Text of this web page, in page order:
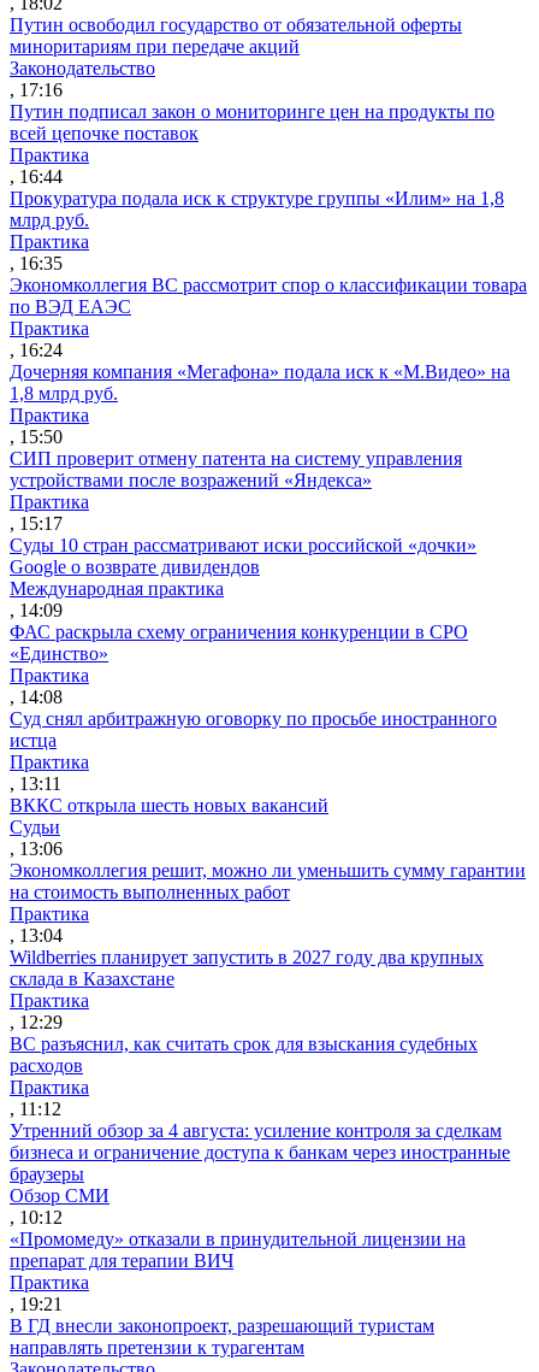
Путин освободил государство от обязательной оферты
миноритариям при передаче акций
Законодательство
, 17:16
Путин подписал закон о мониторинге цен на продукты по
всей цепочке поставок
Практика
, 16:44
Прокуратура подала иск к структуре группы «Илим» на 1,8
млрд руб.
Практика
, 16:35
Экономколлегия ВС рассмотрит спор о классификации товара
по ВЭД ЕАЭС
Практика
, 16:24
Дочерняя компания «Мегафона» подала иск к «М.Видео» на
1,8 млрд руб.
Практика
, 15:50
СИП проверит отмену патента на систему управления
устройствами после возражений «Яндекса»
Практика
, 15:17
Суды 10 стран рассматривают иски российской «дочки»
Google о возврате дивидендов
Международная практика
, 14:09
ФАС раскрыла схему ограничения конкуренции в СРО
«Единство»
Практика
, 14:08
Суд снял арбитражную оговорку по просьбе иностранного
истца
Практика
, 13:11
ВККС открыла шесть новых вакансий
Судьи
, 13:06
Экономколлегия решит, можно ли уменьшить сумму гарантии
на стоимость выполненных работ
Практика
, 13:04
Wildberries планирует запустить в 2027 году два крупных
склада в Казахстане
Практика
, 12:29
ВС разъяснил, как считать срок для взыскания судебных
расходов
Практика
, 11:12
Утренний обзор за 4 августа: усиление контроля за сделкам
бизнеса и ограничение доступа к банкам через иностранные
браузеры
Обзор СМИ
, 10:12
«Промомеду» отказали в принудительной лицензии на
препарат для терапии ВИЧ
Практика
, 19:21
В ГД внесли законопроект, разрешающий туристам
направлять претензии к турагентам